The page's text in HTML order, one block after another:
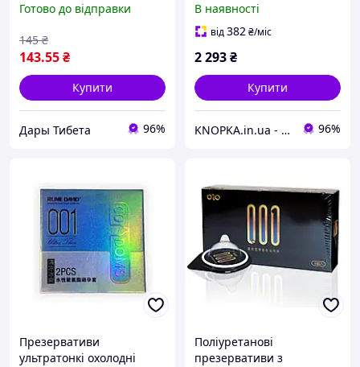
шт.
Готово до відправки
143.55₴
145 ₴
Купити
Дары Тибета 96%
10 шт
В наявності
від382₴/міс
2 293₴
Купити
KNOPKA.in.ua - Інтернет-магазин 96%
Презервативи
ультратонкі охолодні
Поліуретанові
презервативи з